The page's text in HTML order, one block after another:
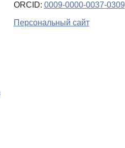
ORCID: 0009-0000-0037-0309
Персональный сайт